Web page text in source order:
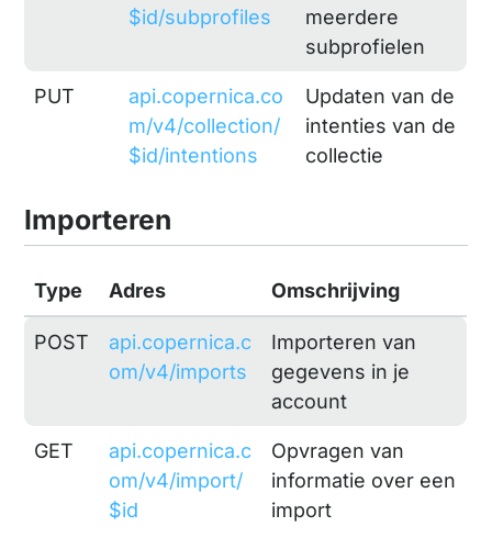
$id/subprofiles
meerdere
subprofielen
PUT
api.copernica.co
m/v4/collection/
$id/intentions
Updaten van de
intenties van de
collectie
Importeren
Type Adres Omschrijving
POST
api.copernica.c
om/v4/imports
Importeren van
gegevens in je
account
GET
api.copernica.c
om/v4/import/
$id
Opvragen van
informatie over een
import